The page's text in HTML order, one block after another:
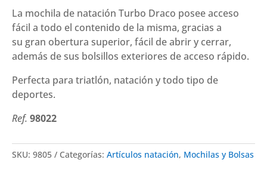
La mochila de natación Turbo Draco posee acceso
fácil a todo el contenido de la misma, gracias a
su gran obertura superior, fácil de abrir y cerrar,
además de sus bolsillos exteriores de acceso rápido.
Perfecta para triatlón, natación y todo tipo de
deportes.
Ref. 98022
SKU: 9805 Categorías: Artículos natación, Mochilas y Bolsas